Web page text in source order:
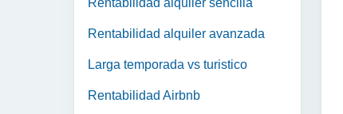
Rentabilidad alquiler sencilla
Rentabilidad alquiler avanzada
Larga temporada vs turistico
Rentabilidad Airbnb